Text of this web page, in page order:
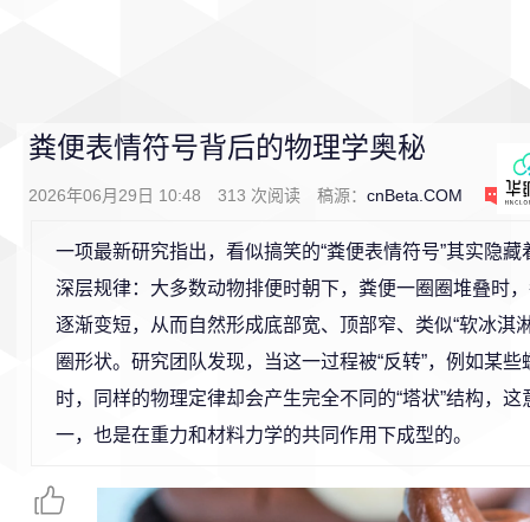
粪便表情符号背后的物理学奥秘
2026年06月29日 10:48 313 次阅读 稿源： cnBeta.COM 0
一项最新研究指出，看似搞笑的“粪便表情符号”其实隐
深层规律：大多数动物排便时朝下，粪便一圈圈堆叠时
逐渐变短，从而自然形成底部宽、顶部窄、类似“软冰淇
圈形状。研究团队发现，当这一过程被“反转”，例如某
时，同样的物理定律却会产生完全不同的“塔状”结构，
一，也是在重力和材料力学的共同作用下成型的。